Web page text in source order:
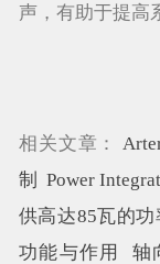
声，有助于提高
相关文章：
制
Power
供高达85瓦的功
功能与作用
轴